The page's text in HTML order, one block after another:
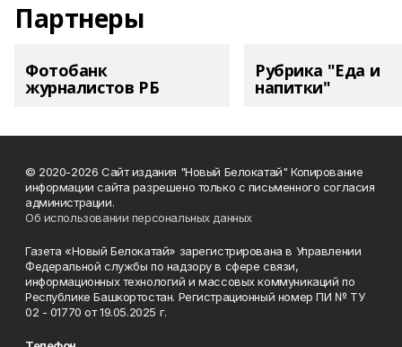
Партнеры
Фотобанк
журналистов РБ
Рубрика "Еда и
напитки"
© 2020-2026 Сайт издания "Новый Белокатай" Копирование
информации сайта разрешено только с письменного согласия
администрации.
Об использовании персональных данных
Газета «Новый Белокатай» зарегистрирована в Управлении
Федеральной службы по надзору в сфере связи,
информационных технологий и массовых коммуникаций по
Республике Башкортостан. Регистрационный номер ПИ № ТУ
02 - 01770 от 19.05.2025 г.